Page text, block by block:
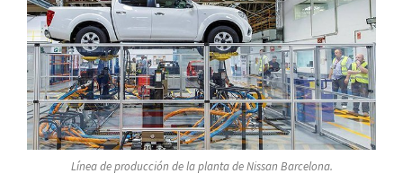
Línea de producción de la planta de Nissan Barcelona.